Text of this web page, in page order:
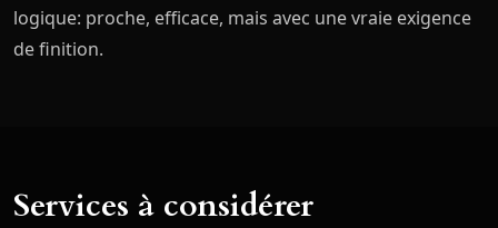
logique: proche, efficace, mais avec une vraie exigence
de finition.
Services à considérer